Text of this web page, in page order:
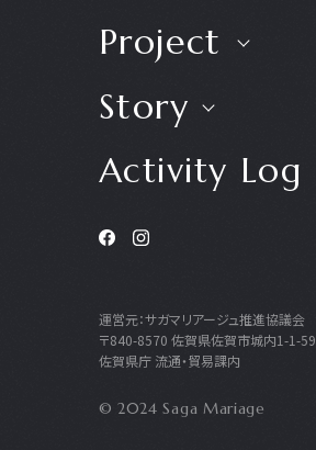
Project
Story
Activity Log
運営元：サガマリアージュ推進協議会
〒840-8570 佐賀県佐賀市城内1-1-59
佐賀県庁 流通・貿易課内
© 2024 Saga Mariage